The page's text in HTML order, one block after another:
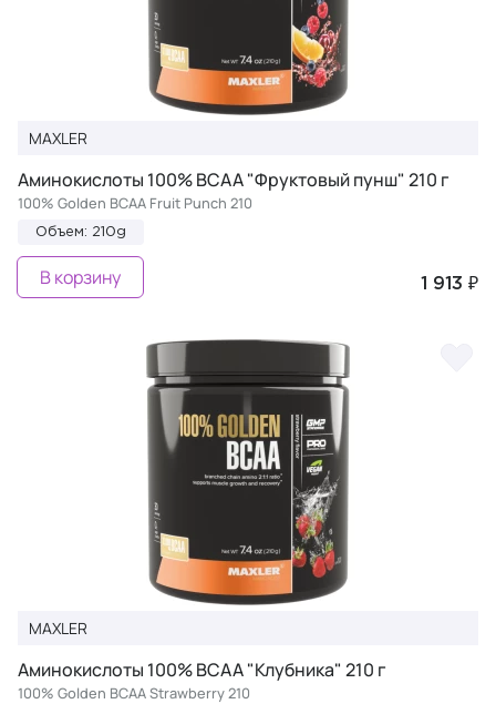
MAXLER
Аминокислоты 100% BCAA "Фруктовый пунш" 210 г
100% Golden BCAA Fruit Punch 210
Объем: 210g
1 913 ₽
В корзину
MAXLER
Аминокислоты 100% BCAA "Клубника" 210 г
100% Golden BCAA Strawberry 210